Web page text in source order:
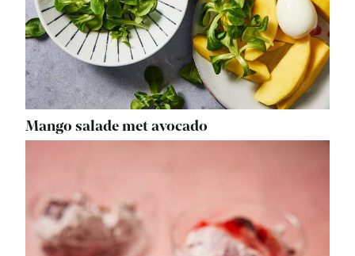
Mango salade met avocado